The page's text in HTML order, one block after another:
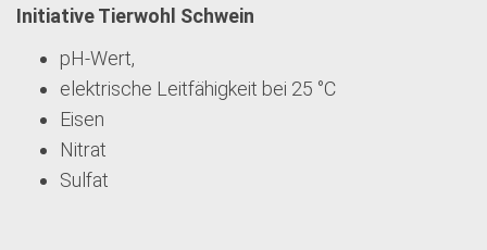
Initiative Tierwohl Schwein
pH-Wert,
elektrische Leitfähigkeit bei 25 °C
Eisen
Nitrat
Sulfat